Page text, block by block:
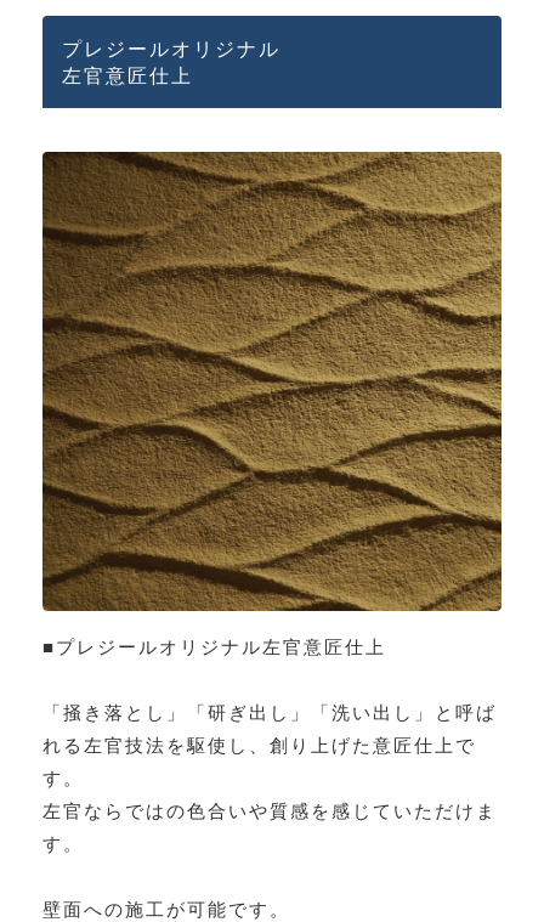
プレジールオリジナル
左官意匠仕上
■プレジールオリジナル左官意匠仕上
「掻き落とし」「研ぎ出し」「洗い出し」と呼ば
れる左官技法を駆使し、創り上げた意匠仕上で
す。
左官ならではの色合いや質感を感じていただけま
す。
壁面への施工が可能です。